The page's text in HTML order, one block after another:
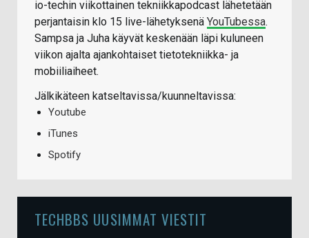
io-techin viikottainen tekniikkapodcast lähetetään
perjantaisin klo 15 live-lähetyksenä YouTubessa.
Sampsa ja Juha käyvät keskenään läpi kuluneen
viikon ajalta ajankohtaiset tietotekniikka- ja
mobiiliaiheet.
Jälkikäteen katseltavissa/kuunneltavissa:
Youtube
iTunes
Spotify
TECHBBS UUSIMMAT VIESTIT